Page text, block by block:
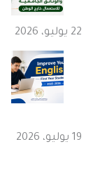
22 يوليو، 2026
19 يوليو، 2026